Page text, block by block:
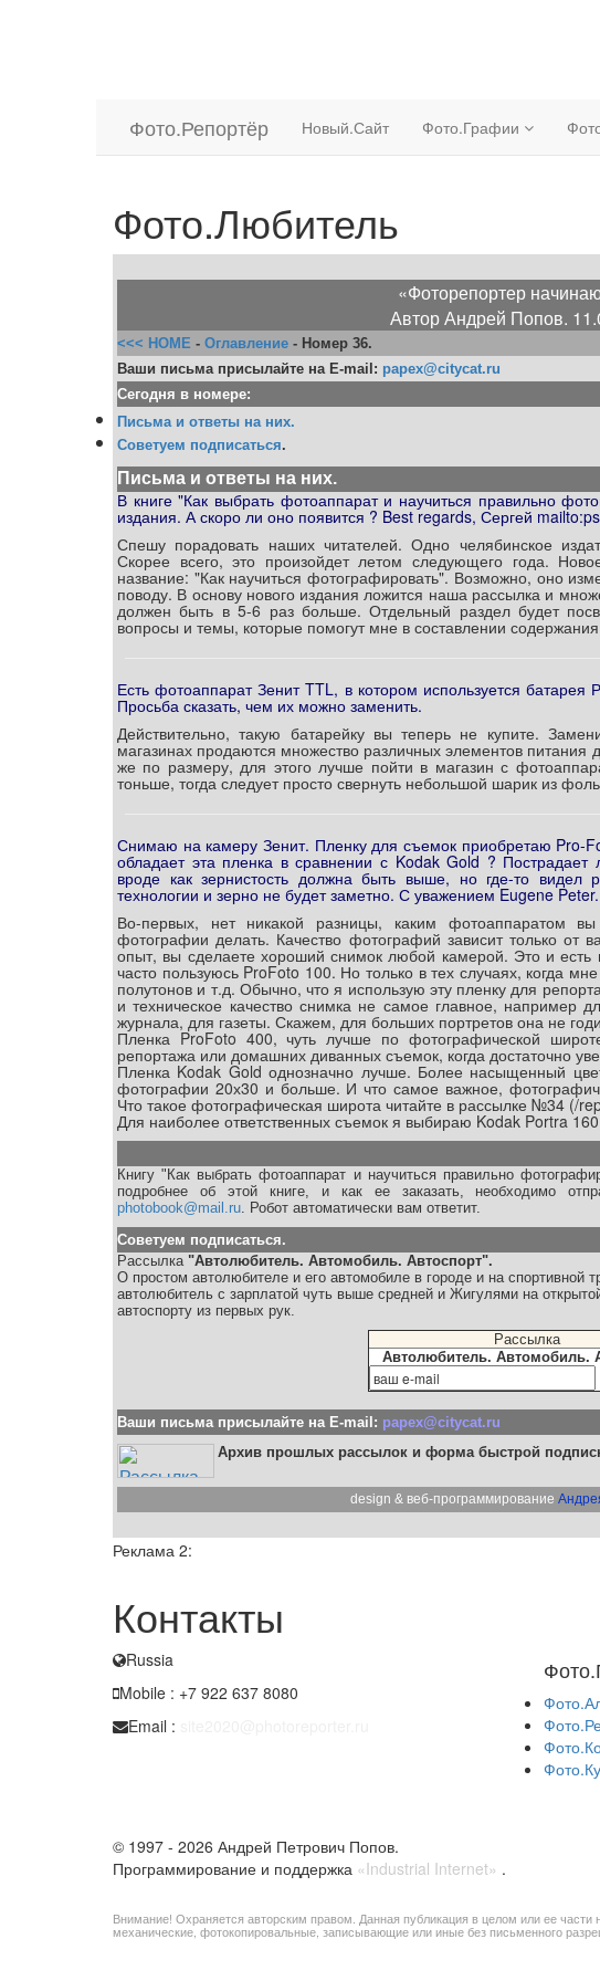
Фото.Репортёр Новый.Сайт Фото.Графии
Фото.Любитель
«Фоторепортер
АвторАндрей Попов.
<<< HOME - Оглавление - Номер 36.
Ваши письма присылайте на E-mail: papex@citycat.ru
Сегодня в номере:
Письма и ответы на них.
Советуем подписаться.
Письма и ответы на них.
В книге "Как выбрать фотоаппарат и научиться правильно
издания. А скоро ли оно появится ? Best regards, Сергей
Спешу порадовать наших читателей. Одно челябинское
Скорее всего, это произойдет летом следующего года.
название: "Как научиться фотографировать". Возможно, оно
поводу. В основу нового издания ложится наша рассылка и
должен быть в 5-6 раз больше. Отдельный раздел будет
вопросы и темы, которые помогут мне в составлении содержания
Есть фотоаппарат Зенит TTL, в котором используется
Просьба сказать, чем их можно заменить.
Действительно, такую батарейку вы теперь не купите.
магазинах продаются множество различных элементов питания
же по размеру, для этого лучше пойти в магазин с
тоньше, тогда следует просто свернуть небольшой шарик из
Снимаю на камеру Зенит. Пленку для съемок приобретаю Pro-
обладает эта пленка в сравнении с Kodak Gold ? Пострадает
вроде как зернистость должна быть выше, но где-то видел
технологии и зерно не будет заметно. С уважением Eugene Peter.
Во-первых, нет никакой разницы, каким фотоаппаратом
фотографии делать. Качество фотографий зависит только от
опыт, вы сделаете хороший снимок любой камерой. Это и
часто пользуюсь ProFoto 100. Но только в тех случаях, когда
полутонов и т.д. Обычно, что я использую эту пленку для
и техническое качество снимка не самое главное, например
журнала, для газеты. Скажем, для больших портретов она не
Пленка ProFoto 400, чуть лучше по фотографической
репортажа или домашних диванных съемок, когда достаточно
Пленка Kodak Gold однозначно лучше. Более насыщенный
фотографии 20х30 и больше. И что самое важное,
Что такое фотографическая широта читайте в рассылке №34 (/
Для наиболее ответственных съемок я выбираю Kodak Portra
Книгу "Как выбрать фотоаппарат и научиться правильно
подробнее об этой книге, и как ее заказать, необходимо
photobook@mail.ru. Робот автоматически вам ответит.
Советуем подписаться.
Рассылка "Автолюбитель. Автомобиль. Автоспорт".
О простом автолюбителе и его автомобиле в городе и на спортивной
автолюбитель с зарплатой чуть выше средней и Жигулями на
автоспорту из первых рук.
Рассылка
Автолюбитель. Автомобиль.
Ваши письма присылайте на E-mail: papex@citycat.ru
Архив прошлых рассылок и форма быстрой
design & веб-программирование
Реклама 2:
Контакты
Russia
Mobile : +7 922 637 8080
Email :
© 1997 - 2026 Андрей Петрович Попов.
Программирование и поддержка «Industrial Internet» .
Внимание! Охраняется авторским правом. Данная публикация в целом или ее
механические, фотокопировальные, записывающие или иные без письменного